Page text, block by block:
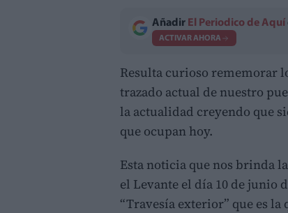
Añadir El Periodico de Aquí
ACTIVAR AHORA
Resulta curioso rememorar
trazado actual de nuestro
la actualidad creyendo que
que ocupan hoy.
Esta noticia que nos brinda
el Levante el día 10 de junio
“Travesía exterior” que es la